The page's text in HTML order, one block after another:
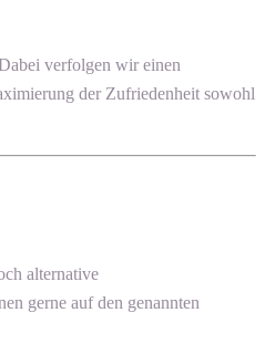
verfolgen wir einen
der Zufriedenheit sowohl
alternative
gerne auf den genannten